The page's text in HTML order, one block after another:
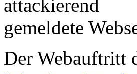
Der Webauftritt